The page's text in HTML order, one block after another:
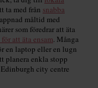
ta med från snabba
måltid med
som föredrar att äta
att äta ensam. Många
en laptop eller en lugn
planera enkla stopp
city centre